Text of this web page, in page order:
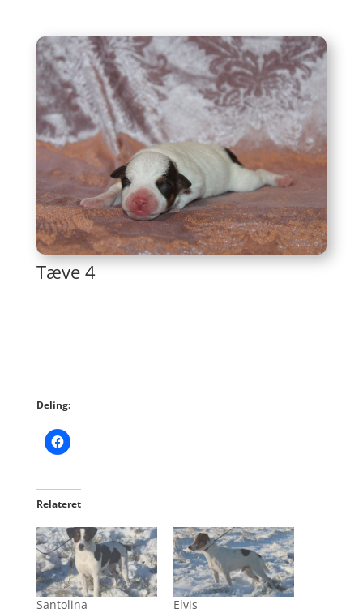
Tæve 4
Deling:
Relateret
Santolina
Elvis